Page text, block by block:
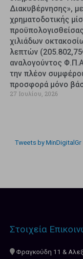
Διακυβέρνησης»,
χρηματοδοτικής
χιλιάδων
λεπτών
αναλογούντος
την πλέον
προσφορά μόνο
27 Ιουλίου, 2026
Tweets by MinDigitalGr
Στοιχεία
Φραγκούδη 11 &